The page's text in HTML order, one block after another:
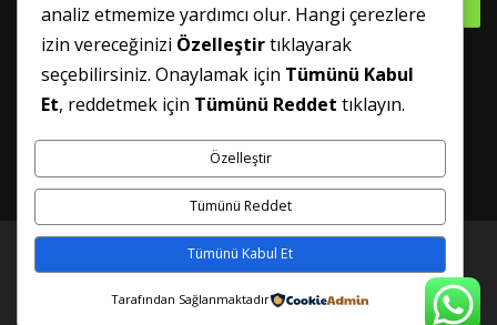
GÜNCELLENMIŞ TUTUN
Telif hakkı © 2026 Sineklik Servisi–FameThemes tarafından
OnePressteması
analiz etmemize yardımcı olur. Hangi çerezlere
izin vereceğinizi Özelleştirtıklayarak
seçebilirsiniz. Onaylamak için Tümünü Kabul
Et, reddetmek için Tümünü Reddet tıklayın.
Özelleştir
Tümünü Reddet
Tümünü Kabul Et
Tarafından Sağlanmaktadır